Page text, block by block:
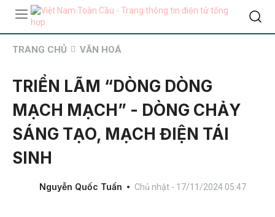
TRANG CHỦ VĂN HOÁ
TRIỂN LÃM “DÒNG DÒNG
MẠCH MẠCH” - DÒNG CHẢY
SÁNG TẠO, MẠCH ĐIỆN TÁI
SINH
Nguyễn Quốc Tuấn Chủ nhật - 17/11/2024 05:47